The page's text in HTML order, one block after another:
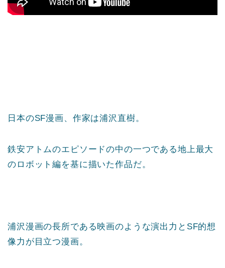
日本のSF漫画、作家は浦沢直樹。
鉄安アトムのエピソードの中の一つである地上最大
のロボット編を基に描いた作品だ。
浦沢漫画の長所である映画のような演出力とSF的想
像力が目立つ漫画。